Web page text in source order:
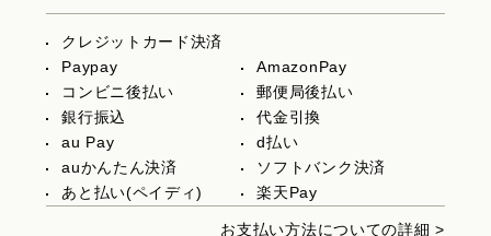
クレジットカード決済
Paypay
AmazonPay
コンビニ後払い
郵便局後払い
銀行振込
代金引換
au Pay
d払い
auかんたん決済
ソフトバンク決済
あと払い(ペイディ)
楽天Pay
お支払い方法についての詳細 >